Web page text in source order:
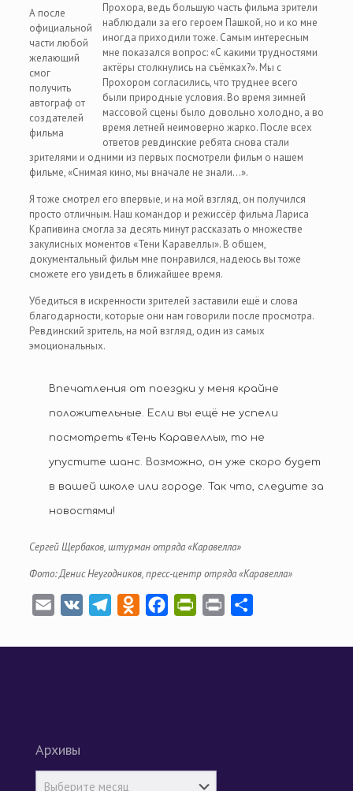
А после
официальной
части любой
желающий
смог
получить
автограф от
создателей
фильма
Прохора, ведь большую часть фильма зрители
наблюдали за его героем Пашкой, но и ко мне
иногда приходили тоже. Самым интересным
мне показался вопрос: «С какими трудностями
актёры столкнулись на съёмках?». Мы с
Прохором согласились, что труднее всего
были природные условия. Во время зимней
массовой сцены было довольно холодно, а во
время летней неимоверно жарко. После всех
ответов ревдинские ребята снова стали
зрителями и одними из первых посмотрели фильм о нашем
фильме, «Снимая кино, мы вначале не знали…».
Я тоже смотрел его впервые, и на мой взгляд, он получился
просто отличным. Наш командор и режиссёр фильма Лариса
Крапивина смогла за десять минут рассказать о множестве
закулисных моментов «Тени Каравеллы». В общем,
документальный фильм мне понравился, надеюсь вы тоже
сможете его увидеть в ближайшее время.
Убедиться в искренности зрителей заставили ещё и слова
благодарности, которые они нам говорили после просмотра.
Ревдинский зритель, на мой взгляд, один из самых
эмоциональных.
Впечатления от поездки у меня крайне
положительные. Если вы ещё не успели
посмотреть «Тень Каравеллы», то не
упустите шанс. Возможно, он уже скоро будет
в вашей школе или городе. Так что, следите за
новостями!
Сергей Щербаков, штурман отряда «Каравелла»
Фото: Денис Неугодников, пресс-центр отряда «Каравелла»
Email VK TelegramOdnoklassniki
FacebookPrintFriendly
Print
Архивы